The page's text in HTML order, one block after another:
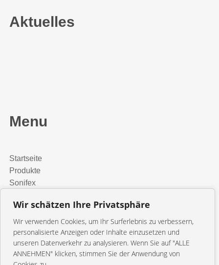
Wir schätzen Ihre Privatsphäre
Wir verwenden Cookies, um Ihr Surferlebnis zu verbessern,
personalisierte Anzeigen oder Inhalte einzusetzen und
unseren Datenverkehr zu analysieren. Wenn Sie auf "ALLE
ANNEHMEN" klicken, stimmen Sie der Anwendung von
Aktuelles
Menu
Startseite
Produkte
Sonifex
Presse
orangetec
Kontakt
© 2026 orangetec